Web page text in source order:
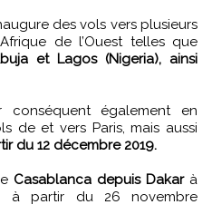
des vols vers plusieurs
de l’Ouest telles que
et Lagos (Nigeria), ainsi
également en
de et vers Paris, mais aussi
du 12 décembre 2019.
Casablanca depuis Dakarà
à partir du 26 novembre